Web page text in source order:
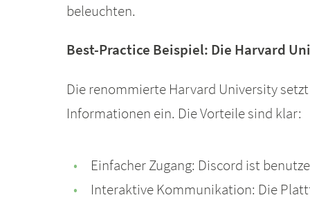
beleuchten.
Best-Practice Beispiel: Die Harvard
Die renommierte Harvard University
Informationen ein. Die Vorteile sind klar:
Einfacher Zugang: Discord ist
Interaktive Kommunikation: Die